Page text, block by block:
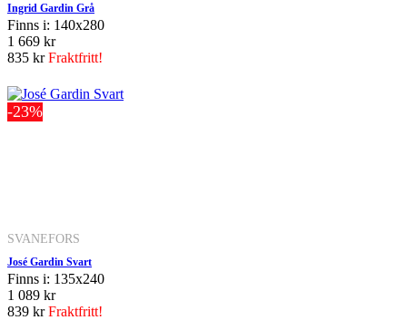
Ingrid Gardin Grå
Finns i: 140x280
1 669 kr
835 krFraktfritt!
-23%
SVANEFORS
José Gardin Svart
Finns i: 135x240
1 089 kr
839 krFraktfritt!